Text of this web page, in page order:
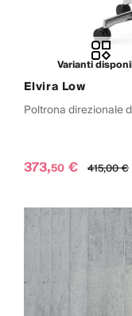
Varianti
Elvira Low
Poltrona direzionale
373,50 € 415,00€